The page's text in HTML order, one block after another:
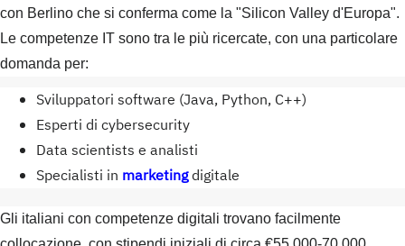
con Berlino che si conferma come la "Silicon Valley d'Europa".
Le competenze IT sono tra le più ricercate, con una particolare
domanda per:
Sviluppatori software (Java, Python, C++)
Esperti di cybersecurity
Data scientists e analisti
Specialisti in marketingdigitale
Gli italiani con competenze digitali trovano facilmente